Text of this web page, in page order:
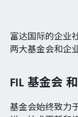
富达国际的企业
两大基金会和企
FIL 基金会
基金会始终致力